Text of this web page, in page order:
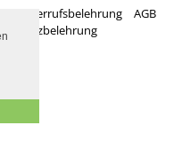
Die
Optionen
Widerrufsbelehrung
AGB